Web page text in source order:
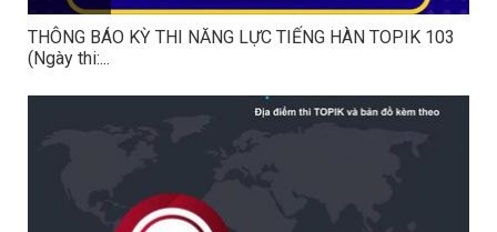
THÔNG BÁO KỲ THI NĂNG LỰC TIẾNG HÀN TOPIK 103
(Ngày thi:...